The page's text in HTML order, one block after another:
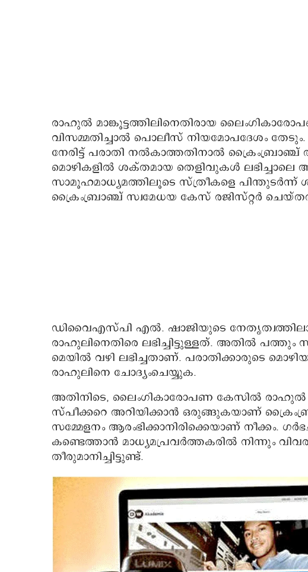
രാഹുൽ മാങ്കൂട്ടത്തിലിനെതിരായ
വിസമ്മതിച്ചാൽ പൊലീസ് നിയമോപദേശം
നേരിട്ട് പരാതി നൽകാത്തതിനാൽ
മൊഴികളിൽ ശക്തമായ തെളിവുകൾ ലഭിച്ചാലെ
സാമൂഹമാധ്യമത്തിലൂടെ സ്ത്രീകളെ പിന്തുടർന്ന്
ക്രൈംബ്രാഞ്ച് സ്വമേധയ കേസ് രജിസ്റ്റർ
ഡിവൈഎസ്പി എൽ. ഷാജിയുടെ
രാഹുലിനെതിരെ ലഭിച്ചിട്ടുള്ളത്. അതിൽ
മെയിൽ വഴി ലഭിച്ചതാണ്. പരാതിക്കാരുടെ
രാഹുലിനെ ചോദ്യംചെയ്യുക.
അതിനിടെ, ലൈംഗികാരോപണ കേസിൽ രാഹുൽ
സ്പീക്കറെ അറിയിക്കാൻ ഒരുങ്ങുകയാണ്
സമ്മേളനം ആരംഭിക്കാനിരിക്കെയാണ് നീക്കം.
കണ്ടെത്താൻ മാധ്യമപ്രവർത്തകരിൽ നിന്നും
തീരുമാനിച്ചിട്ടുണ്ട്.